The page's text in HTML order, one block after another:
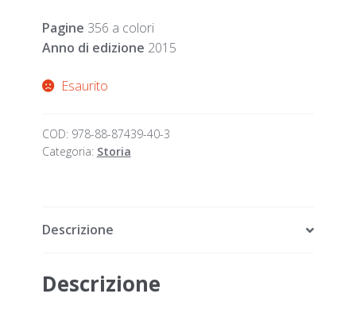
Pagine 356 a colori
Anno di edizione 2015
Esaurito
COD: 978-88-87439-40-3
Categoria: Storia
Descrizione
Descrizione